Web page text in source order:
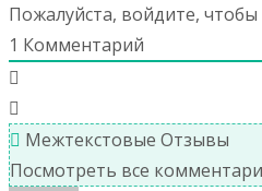
Пожалуйста, войдите,
1 Комментарий
Межтекстовые Отзывы
Посмотреть все